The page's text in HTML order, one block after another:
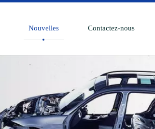
Nouvelles Contactez-nous